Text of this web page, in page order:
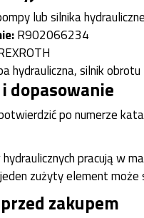
lub silnika
R902066234
hydrauliczna, silnik
dopasowanie
po numerze
pracują w
zużyty element
zakupem